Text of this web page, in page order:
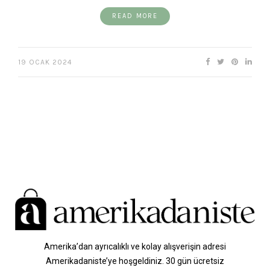
READ MORE
19 OCAK 2024
Amerika’dan ayrıcalıklı ve kolay alışverişin adresi
Amerikadaniste’ye hoşgeldiniz. 30 gün ücretsiz